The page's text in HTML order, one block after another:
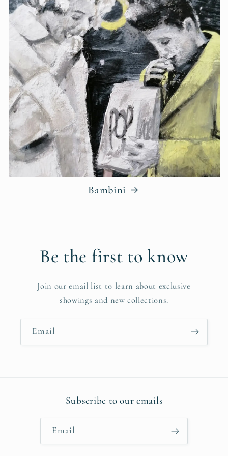
Bambini
Be the first to know
Join our email list to learn about exclusive
showings and new collections.
Email
Subscribe to our emails
Email